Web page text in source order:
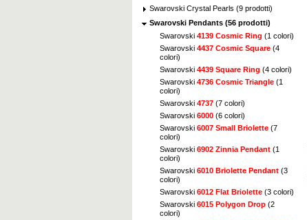
Swarovski Crystal Pearls (9 prodotti)
Swarovski Pendants (56 prodotti)
Swarovski 4139 Cosmic Ring (1 colori)
Swarovski 4437 Cosmic Square (4
colori)
Swarovski 4439 Square Ring (4 colori)
Swarovski 4736 Cosmic Triangle (1
colori)
Swarovski 4737 (7 colori)
Swarovski 6000 (6 colori)
Swarovski 6007 Small Briolette (7
colori)
Swarovski 6902 Zinnia Pendant (1
colori)
Swarovski 6010 Briolette Pendant (3
colori)
Swarovski 6012 Flat Briolette (3 colori)
Swarovski 6015 Polygon Drop (2
colori)